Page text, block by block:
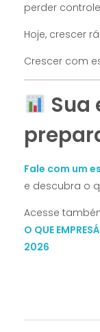
perder
Hoje, crescer
Crescer com
Sua
Fale com um
e descubra o
Acesse
O QUE
2026